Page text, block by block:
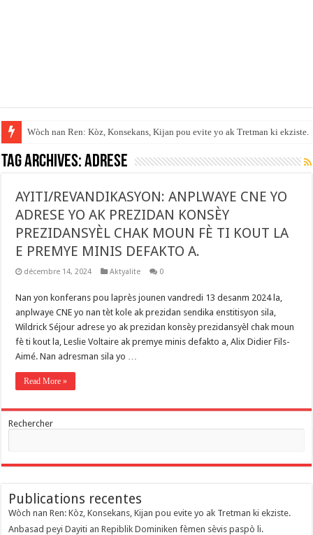
Wòch nan Ren: Kòz, Konsekans, Kijan pou evite yo ak Tretman ki ekziste.
Tag Archives:Adrese
AYITI/REVANDIKASYON: ANPLWAYE CNE YO
ADRESE YO AK PREZIDAN KONSÈY
PREZIDANSYÈL CHAK MOUN FÈ TI KOUT LA
E PREMYE MINIS DEFAKTO A.
décembre 14, 2024 Aktyalite 0
Nan yon konferans pou laprès jounen vandredi 13 desanm 2024 la,
anplwaye CNE yo nan tèt kole ak prezidan sendika enstitisyon sila,
Wildrick Séjour adrese yo ak prezidan konsèy prezidansyèl chak moun
fè ti kout la, Leslie Voltaire ak premye minis defakto a, Alix Didier Fils-
Aimé. Nan adresman sila yo …
Read More »
Rechercher
Publications recentes
Wòch nan Ren: Kòz, Konsekans, Kijan pou evite yo ak Tretman ki ekziste.
Anbasad peyi Dayiti an Repiblik Dominiken fèmen sèvis paspò li.